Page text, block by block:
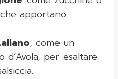
apportano
, come un
d’Avola, per esaltare